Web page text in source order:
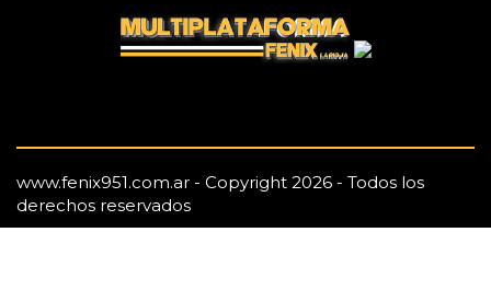
www.fenix951.com.ar - Copyright 2026 - Todos los
derechos reservados